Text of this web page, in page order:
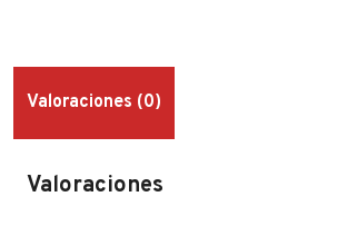
Valoraciones (0)
Valoraciones